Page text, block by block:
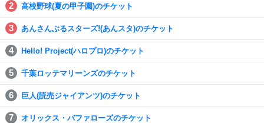
高校野球(夏の甲子園)のチケット
あんさんぶるスターズ!(あんスタ)のチケット
Hello! Project(ハロプロ)のチケット
千葉ロッテマリーンズのチケット
巨人(読売ジャイアンツ)のチケット
オリックス・バファローズのチケット